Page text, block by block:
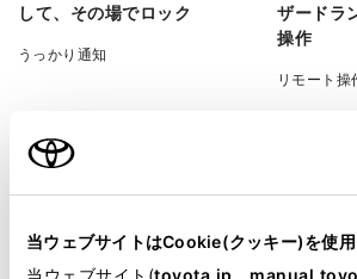
当ウェブサイトはCookie(クッキー)を使用
当ウェブサイト(toyota.jp
して、その場でロック
うっかり通知
ザードラ
操作
リモート操